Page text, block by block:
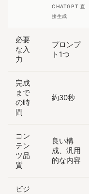
CHATGPT 直
接生成
必要
な入
力
プロンプ
ト1つ
完成
まで
の時
間
約30秒
コン
テン
ツ品
質
良い構
成、汎用
的な内容
ビジ